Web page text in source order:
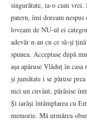
singurătate, ia-o cum vrei.
patern, îmi doream
loveam de NU-ul ei
adevăr n-au cu ce să-şi
spunea. Acceptase după
aşa apăruse Vlăduţ în
şi jumătate i se păruse
nici un cuvânt, părăsise
Şi iarăşi întâmplarea cu
memorie. Mă urmărea